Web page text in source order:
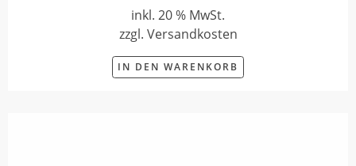
inkl. 20 % MwSt.
zzgl. Versandkosten
IN DEN WARENKORB